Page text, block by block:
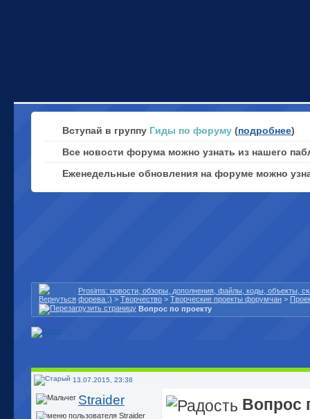
Вступай в группу Гиды по форуму (подробнее)
Все новости форума можно узнать из нашего
Еженедельные обновления на форуме можно
Prosims: новости, обзоры, дополнения, файлы, коды, объекты,
форева ;) > Творчество > Творческие проекты форумчан >
Вопрос по проекту
13.07.2015, 23:38
Straider Вопрос